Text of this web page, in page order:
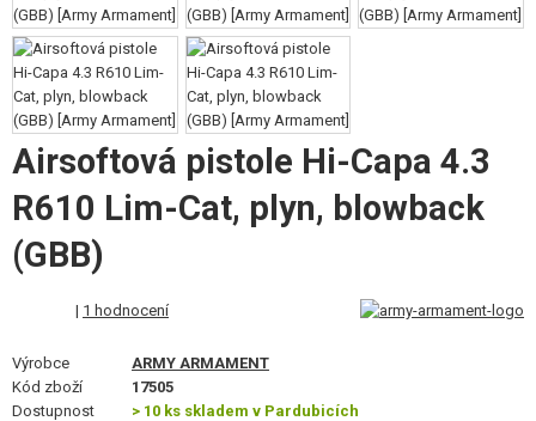
AKUMULÁTORY, NABÍJEČKY
ZÁSOBNÍKY, PLNIČKY
BRÝLE, MASKY
MASKOVÁNÍ, BARVY, PÁSKY
NÁHRADNÍ DÍLY, UPGRADE
Airsoftová pistole Hi-Capa 4.3
R610 Lim-Cat, plyn, blowback
(GBB)
| 1 hodnocení
Výrobce
ARMY ARMAMENT
Kód zboží
17505
Dostupnost
> 10 ks skladem v Pardubicích